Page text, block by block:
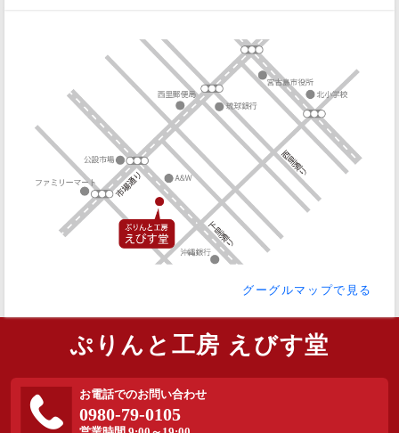
グーグルマップで見る
ぷりんと工房 えびす堂
お電話でのお問い合わせ
0980-79-0105